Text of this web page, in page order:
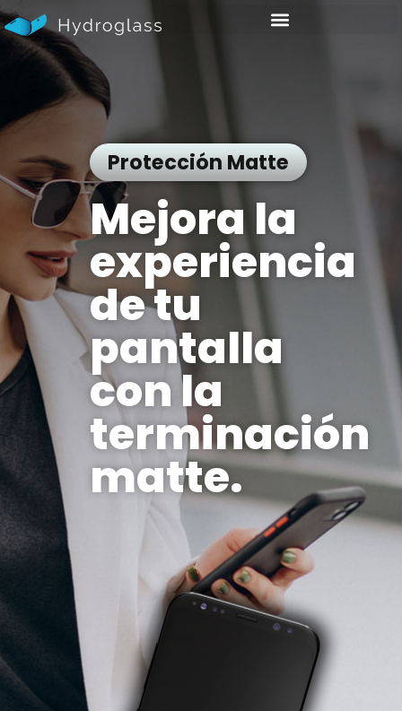
Protección Matte
Mejora la
experiencia
de tu
pantalla
con la
terminación
matte.